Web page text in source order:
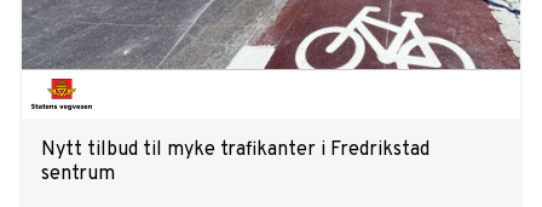
Nytt tilbud til myke trafikanter i Fredrikstad
sentrum